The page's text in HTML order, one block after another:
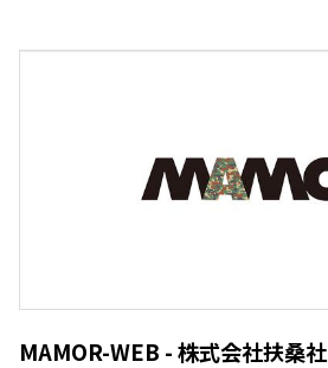
MAMOR-WEB - 株式会社扶桑社